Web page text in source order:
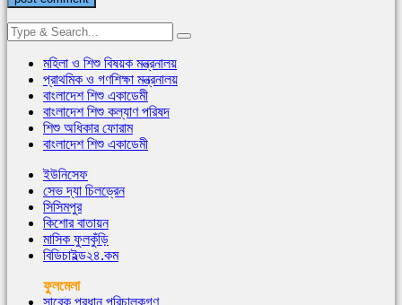
মহিলা ও শিশু বিষয়ক মন্ত্রনালয়
প্রাথমিক ও গণশিক্ষা মন্ত্রনালয়
বাংলাদেশ শিশু একাডেমী
বাংলাদেশ শিশু কল্যাণ পরিষদ
শিশু অধিকার ফোরাম
বাংলাদেশ শিশু একাডেমী
ইউনিসেফ
সেভ দ্যা চিলড্রেন
সিসিমপুর
কিশোর বাতায়ন
মাসিক ফুলকুঁড়ি
বিডিচাইল্ড২৪.কম
ফুলমেলা